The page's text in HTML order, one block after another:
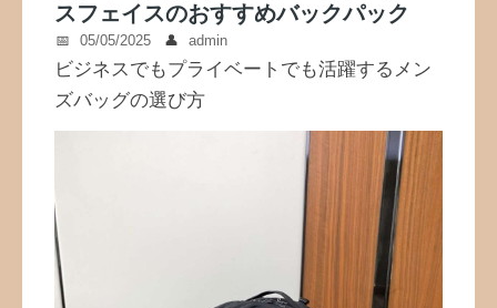
スフェイスのおすすめバックパック
05/05/2025 admin
ビジネスでもプライベートでも活躍するメン
ズバッグの選び方